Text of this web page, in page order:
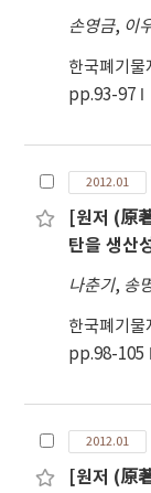
손영금, 이
한국폐기물
pp.93-97
2012.01
[원저 (原
탄을 생산
나춘기, 송
한국폐기물
pp.98-105
2012.01
[원저 (原